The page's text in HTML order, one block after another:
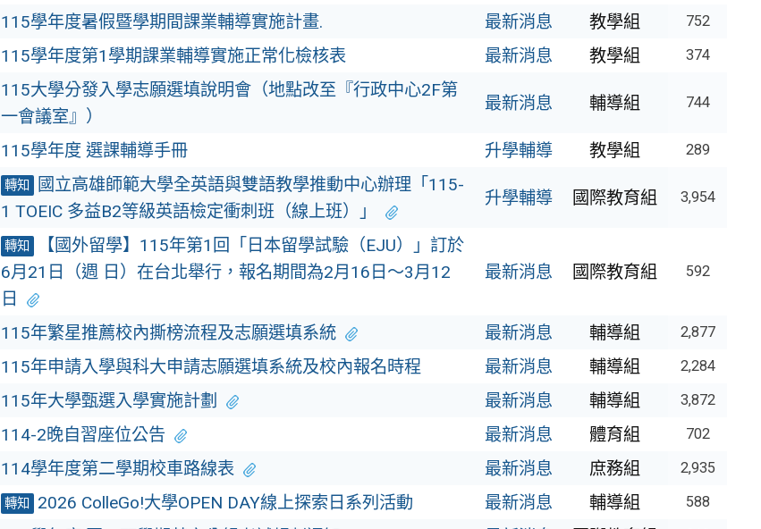
115學年度暑假暨學期間課業輔導實施計畫. 最新消息 教學組 752
115學年度第1學期課業輔導實施正常化檢核表 最新消息 教學組 374
115大學分發入學志願選填說明會（地點改至『行政中心2F第
一會議室』）
最新消息 輔導組 744
115學年度 選課輔導手冊 升學輔導 教學組 289
轉知
國立高雄師範大學全英語與雙語教學推動中心辦理「115-
1 TOEIC 多益B2等級英語檢定衝刺班（線上班）」
升學輔導 國際教育組 3,954
轉知
【國外留學】115年第1回「日本留學試驗（EJU）」訂於
6月21日（週 日）在台北舉行，報名期間為2月16日～3月12
日
最新消息 國際教育組 592
115年繁星推薦校內撕榜流程及志願選填系統 最新消息 輔導組 2,877
115年申請入學與科大申請志願選填系統及校內報名時程 最新消息 輔導組 2,284
115年大學甄選入學實施計劃 最新消息 輔導組 3,872
114-2晚自習座位公告 最新消息 體育組 702
114學年度第二學期校車路線表 最新消息 庶務組 2,935
轉知 2026 ColleGo!大學OPEN DAY線上探索日系列活動 最新消息 輔導組 588